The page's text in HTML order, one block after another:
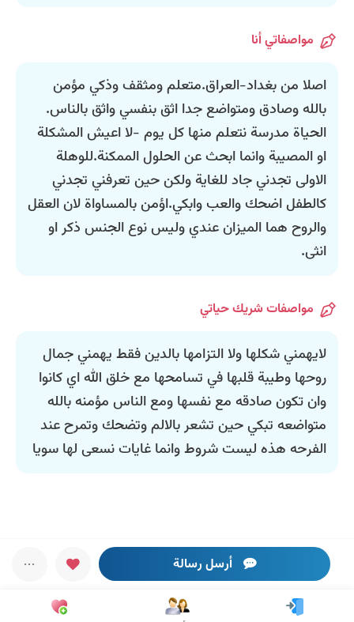
مواصفاتي أنا
اصلا من بغداد-العراق.متعلم ومثقف وذكي مؤمن
بالله وصادق ومتواضع جدا اثق بنفسي واثق بالناس.
الحياة مدرسة نتعلم منها كل يوم -لا اعيش المشكلة
او المصيبة وانما ابحث عن الحلول الممكنة.للوهلة
الاولى تجدني جاد للغاية ولكن حين تعرفني تجدني
كالطفل اضحك والعب وابكي.اؤمن بالمساواة لان العقل
والروح هما الميزان عندي وليس نوع الجنس ذكر او
انثى.
مواصفات شريك حياتي
لايهمني شكلها ولا التزامها بالدين فقط يهمني جمال
روحها وطيبة قلبها في تسامحها مع خلق الله اي كانوا
وان تكون صادقه مع نفسها ومع الناس مؤمنه بالله
متواضعه تبكي حين تشعر بالالم وتضحك وتمرح عند
الفرحه هذه ليست شروط وانما غايات نسعى لها سويا
أرسل رسالة